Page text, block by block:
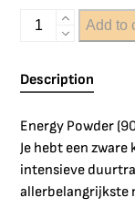
Add to
Description
Energy Powder
Je hebt een
intensieve
allerbelangrijkste